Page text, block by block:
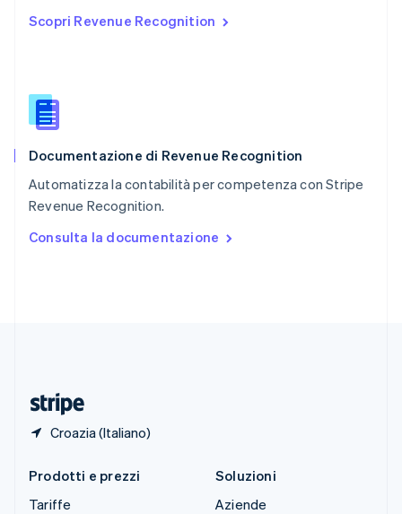
Scopri Revenue Recognition
Documentazione di Revenue Recognition
Automatizza la contabilità per competenza con Stripe
Revenue Recognition.
Consulta la documentazione
Croazia (Italiano)
English
English
Slovacchia
Slovenia
Spagna
EspañolEnglish
English Español简体中文
Prodotti e prezzi
Tariffe
Soluzioni
Aziende